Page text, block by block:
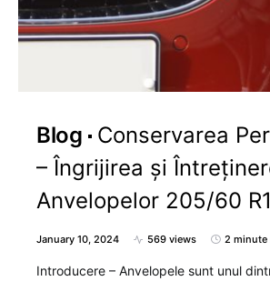
Blog
Conservarea
– Îngrijirea și
Anvelopelor 205/60
January 10, 2024 569 views 2 minute
Introducere – Anvelopele sunt unul